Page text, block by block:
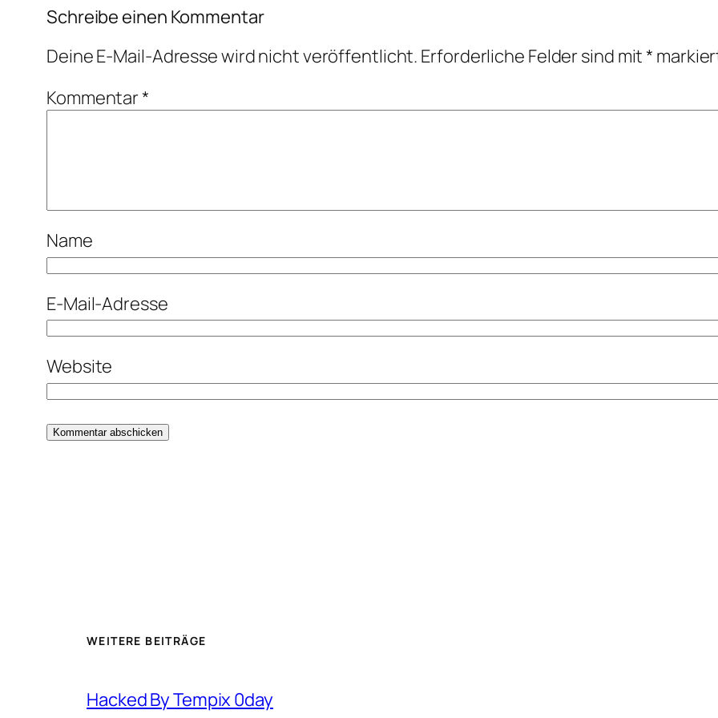
Schreibe einen Kommentar
Deine E-Mail-Adresse wird nicht veröffentlicht. Erforderliche Felder sind mit*
Kommentar*
Name
E-Mail-Adresse
Website
WEITERE BEITRÄGE
Hacked By Tempix 0day